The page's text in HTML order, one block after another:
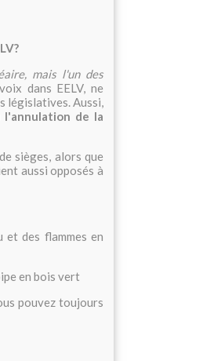
mais l'un des
dans EELV, ne
législatives. Aussi,
l'annulation de la
sièges, alors que
aussi opposés à
des flammes en
en bois vert
pouvez toujours